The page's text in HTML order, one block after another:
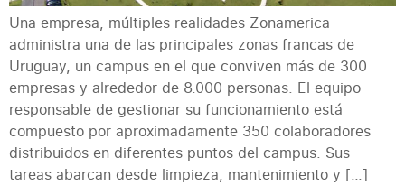
Una empresa, múltiples realidades Zonamerica
administra una de las principales zonas francas de
Uruguay, un campus en el que conviven más de 300
empresas y alrededor de 8.000 personas. El equipo
responsable de gestionar su funcionamiento está
compuesto por aproximadamente 350 colaboradores
distribuidos en diferentes puntos del campus. Sus
tareas abarcan desde limpieza, mantenimiento y […]